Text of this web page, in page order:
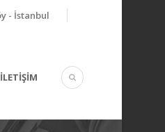
- İstanbul
İLETİŞİM